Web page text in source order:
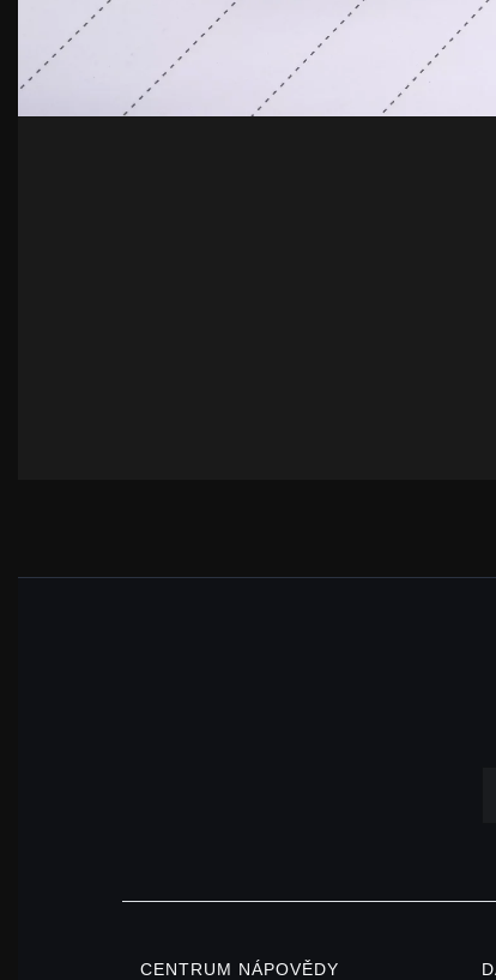
CENTRUM NÁPOVĚDY